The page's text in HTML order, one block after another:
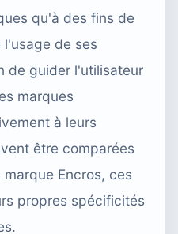
qu'à des fins de
l'usage de ses
de guider l'utilisateur
marques
à leurs
être comparées
Encros, ces
propres spécificités